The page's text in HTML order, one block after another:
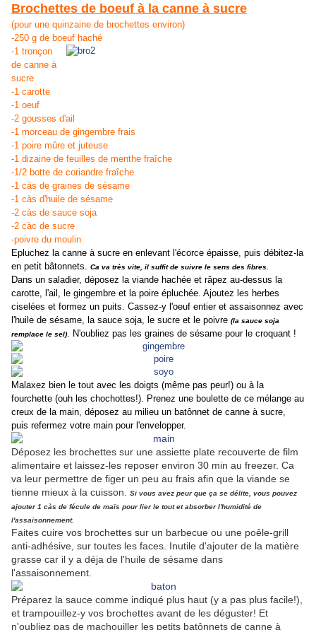
Brochettes de boeuf à la canne à sucre
(pour une quinzaine de brochettes environ)
-250 g de boeuf haché
-1 tronçon
de canne à
sucre
-1 carotte
-1 oeuf
-2 gousses d'ail
-1 morceau de gingembre frais
-1 poire mûre et juteuse
-1 dizaine de feuilles de menthe fraîche
-1/2 botte de coriandre fraîche
-1 càs de graines de sésame
-1 càs d'huile de sésame
-2 càs de sauce soja
-2 càc de sucre
-poivre du moulin
Epluchez la canne à sucre en enlevant l'écorce épaisse, puis débitez-la
en petit bâtonnets. Ca va très vite, il suffit de suivre le sens des fibres.
Dans un saladier, déposez la viande hachée et râpez au-dessus la
carotte, l'ail, le gingembre et la poire épluchée. Ajoutez les herbes
ciselées et formez un puits. Cassez-y l'oeuf entier et assaisonnez avec
l'huile de sésame, la sauce soja, le sucre et le poivre (la sauce soja
remplace le sel). N'oubliez pas les graines de sésame pour le croquant !
Malaxez bien le tout avec les doigts (même pas peur!) ou à la
fourchette (ouh les chochottes!). Prenez une boulette de ce mélange au
creux de la main, déposez au milieu un batônnet de canne à sucre,
puis refermez votre main pour l'envelopper.
Déposez les brochettes sur une assiette plate recouverte de film
alimentaire et laissez-les reposer environ 30 min au freezer. Ca
va leur permettre de figer un peu au frais afin que la viande se
tienne mieux à la cuisson.
Si vous avez peur que ça se délite, vous pouvez
ajouter 1 càs de fécule de maïs pour lier le tout et absorber l'humidité de
l'assaisonnement.
Faites cuire vos brochettes sur un barbecue ou une poêle-grill
anti-adhésive, sur toutes les faces. Inutile d'ajouter de la matière
grasse car il y a déja de l'huile de sésame dans
l'assaisonnement.
Préparez la sauce comme indiqué plus haut (y a pas plus facile!),
et trampouillez-y vos brochettes avant de les déguster! Et
n'oubliez pas de machouiller les petits batônnets de canne à